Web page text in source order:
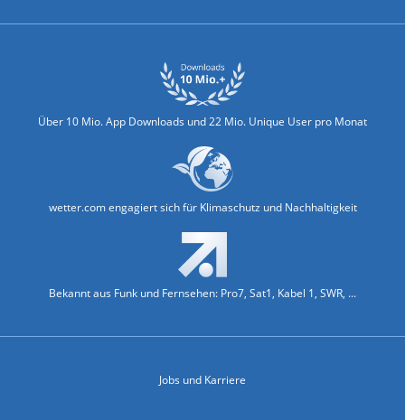
Über 10 Mio. App Downloads und 22 Mio. Unique User pro Monat
wetter.com engagiert sich für Klimaschutz und Nachhaltigkeit
Bekannt aus Funk und Fernsehen: Pro7, Sat1, Kabel 1, SWR, ...
Jobs und Karriere